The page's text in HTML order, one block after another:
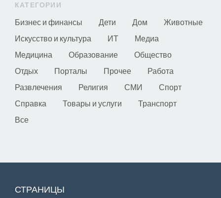
КАТЕГОРИИ
Бизнес и финансы Дети Дом
Животные
Искусство и культура
ИТ
Медиа
Медицина
Образование
Общество
Отдых
Порталы Прочее
Работа
Развлечения
Религия СМИ
Спорт
Справка
Товары и услуги
Транспорт
Все
СТРАНИЦЫ